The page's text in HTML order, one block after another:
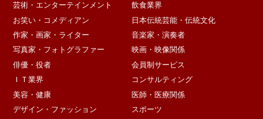
芸術・エンターテインメント
飲食業界
お笑い・コメディアン
日本伝統芸能・伝統文化
作家・画家・ライター
音楽家・演奏者
写真家・フォトグラファー
映画・映像関係
俳優・役者
会員制サービス
ＩＴ業界
コンサルティング
美容・健康
医師・医療関係
デザイン・ファッション
スポーツ